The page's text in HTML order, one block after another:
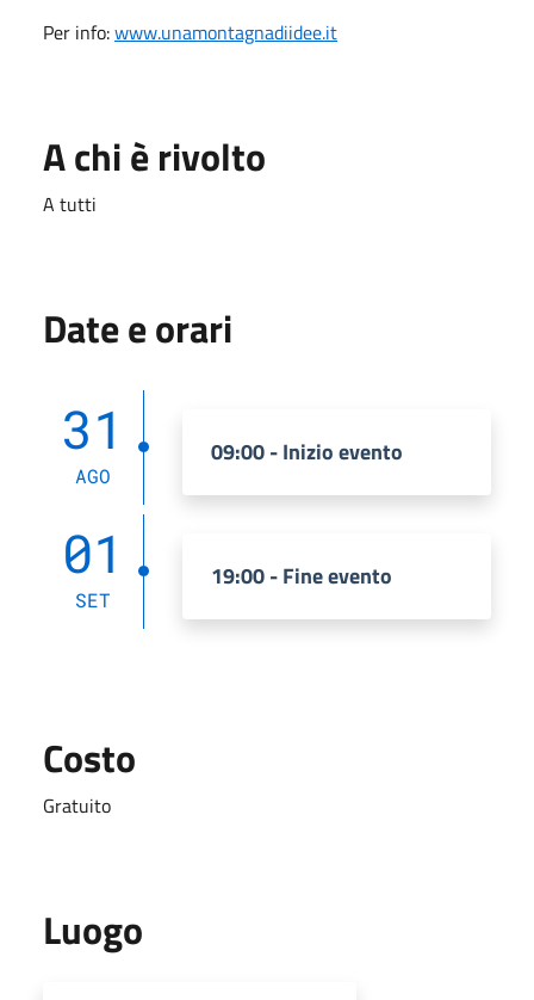
Per info:www.unamontagnadiidee.it
A chi è rivolto
A tutti
Date e orari
31
AGO
09:00 - Inizio evento
01
SET
19:00 - Fine evento
Costo
Gratuito
Luogo